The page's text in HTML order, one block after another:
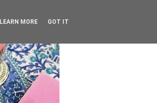
LEARN MORE GOT IT